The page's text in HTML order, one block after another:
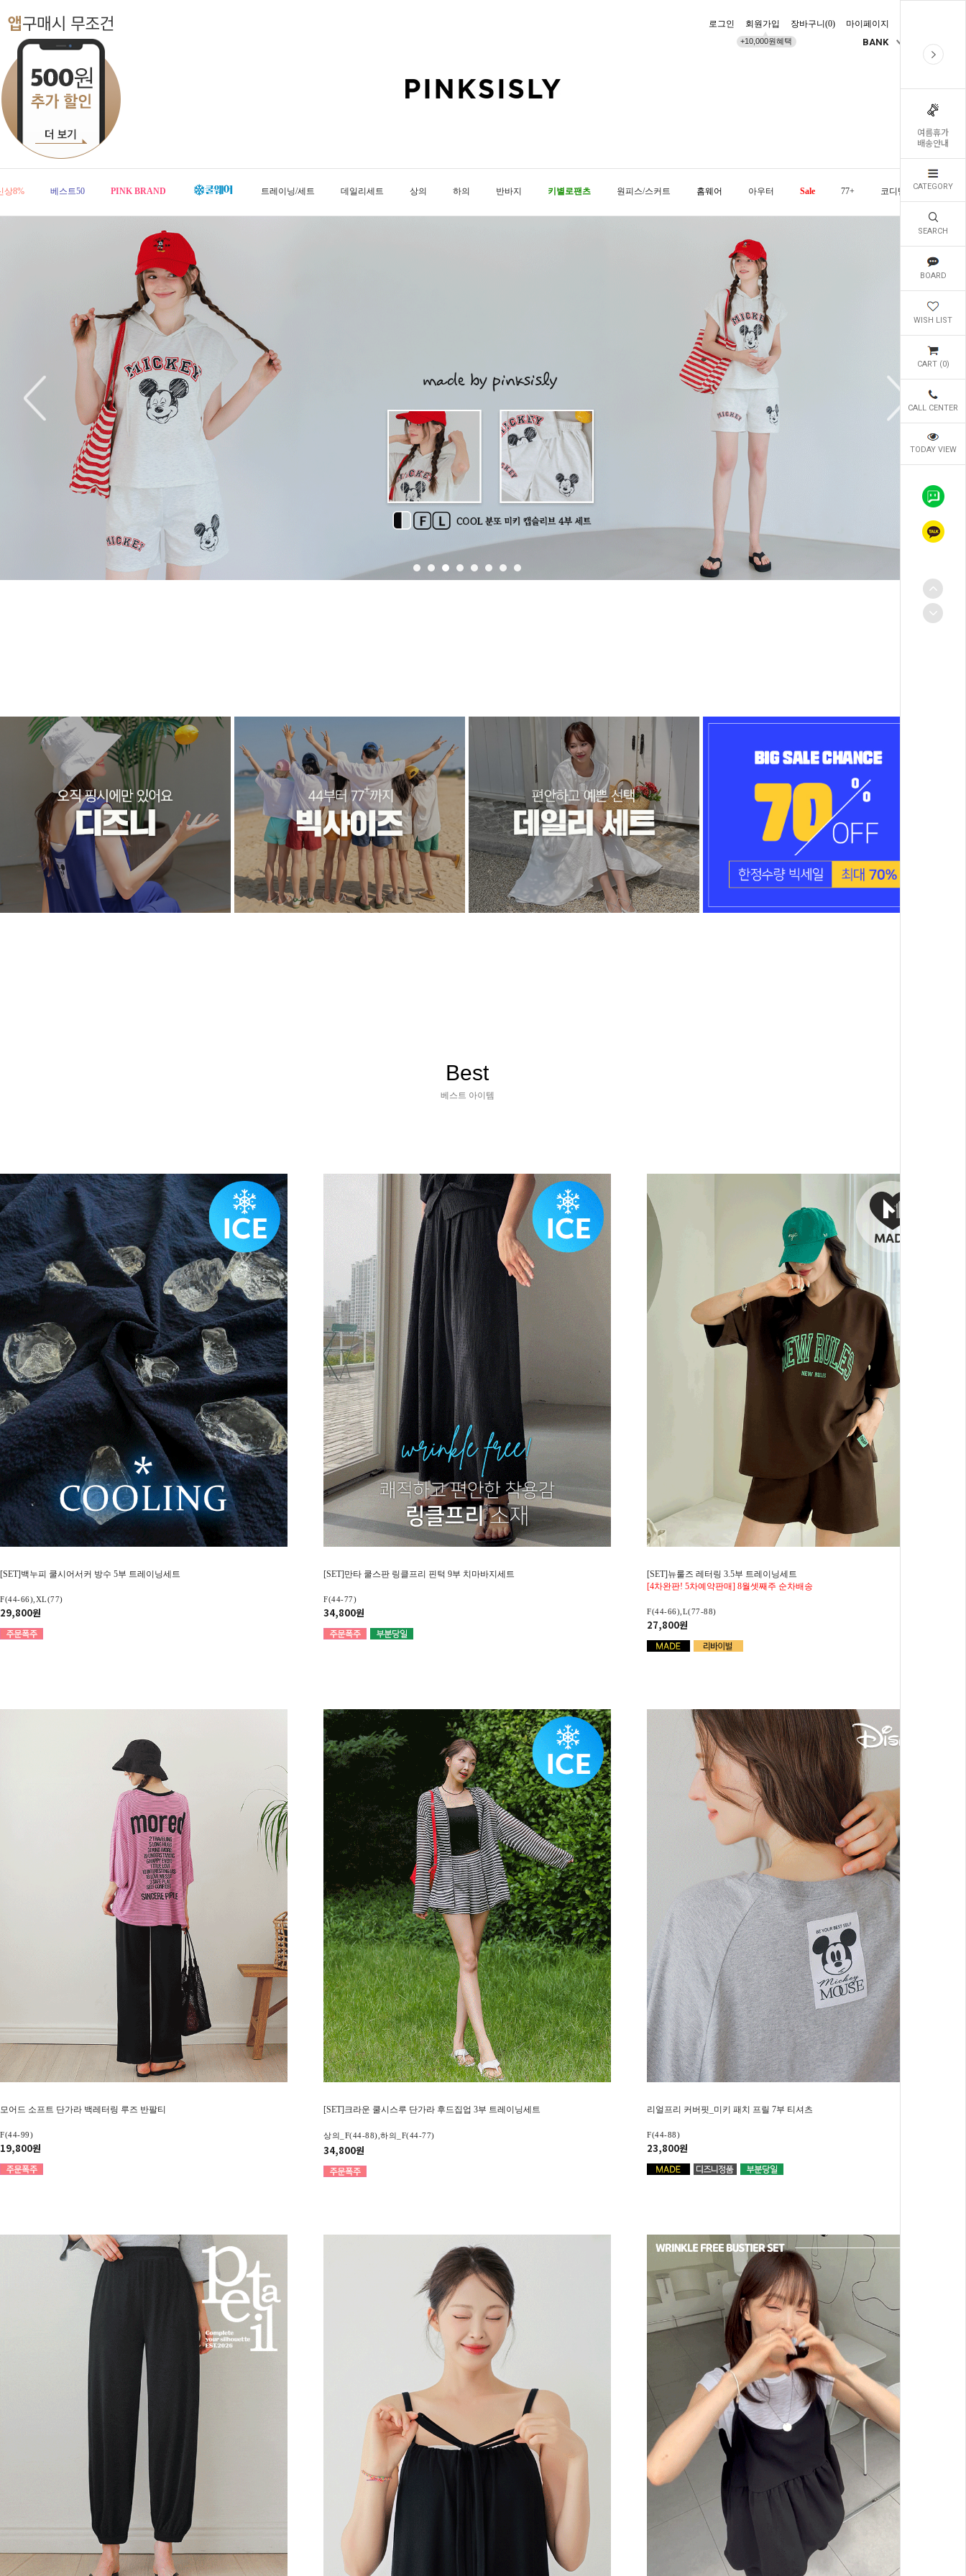
여름휴가
배송안내
CATEGORY
SEARCH
BOARD
WISH LIST
CART (0)
CALL CENTER
TODAY VIEW
로그인 회원가입
+10,000원혜택
장바구니(0) 마이페이지
BANK
상8% 베스트50 PINK BRAND 트레이닝/세트 데일리세트 상의 하의 반바지 키별로팬츠 원피스/스커트 홈웨어 아우터 Sale 77+ 코디템 오늘발송
Best
베스트 아이템
[SET]백누피 쿨시어서커 방수 5부 트레이닝세트
F(44-66),XL(77)
29,800원
[SET]만타 쿨스판 링클프리 핀턱 9부 치마바지세트
F(44-77)
34,800원
[SET]뉴룰즈 레터링 3.5부 트레이닝세트
[4차완판! 5차예약판매] 8월셋째주 순차배송
F(44-66),L(77-88)
27,800원
모어드 소프트 단가라 백레터링 루즈 반팔티
F(44-99)
19,800원
[SET]크라운 쿨시스루 단가라 후드집업 3부 트레이닝세트
상의_F(44-88),하의_F(44-77)
34,800원
리얼프리 커버핏_미키 패치 프릴 7부 티셔츠
F(44-88)
23,800원